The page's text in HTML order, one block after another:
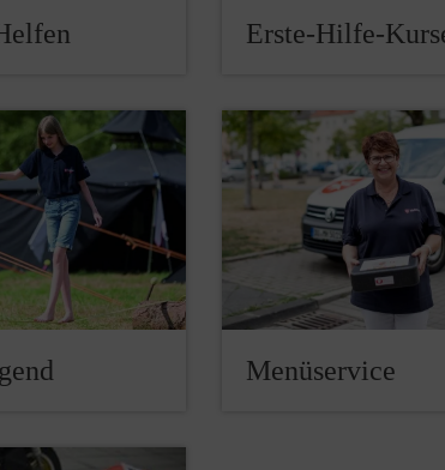
Erste-Hilfe-
Menüservice